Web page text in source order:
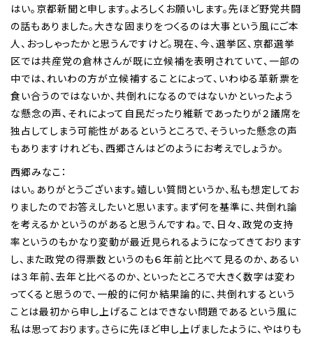
はい。京都新聞と申します。よろしくお願いします。先ほど野党共闘
の話もありました。大きな固まりをつくるのは大事という風にご本
人、おっしゃったかと思うんですけど。現在、今、選挙区、京都選挙
区では共産党の倉林さんが既に立候補を表明されていて、一部の
中では、れいわの方が立候補することによって、いわゆる革新票を
食い合うのではないか、共倒れになるのではないかといったよう
な懸念の声、それによって自民だったり維新であったりが２議席を
独占してしまう可能性があるというところで、そういった懸念の声
もありますけれども、西郷さんはどのようにお考えでしょうか。
西郷みなこ：
はい。ありがとうございます。嬉しい質問というか、私も想定してお
りましたのでお答えしたいと思います。まず何を基準に、共倒れ論
を考えるかというのがあると思うんですね。で、日々、政党の支持
率というのもかなり変動が最近見られるようになってきております
し、また政党の得票数というのも６年前と比べて見るのか、あるい
は３年前、去年と比べるのか、といったところで大きく数字は変わ
ってくると思うので、一般的に何か結果論的に、共倒れするという
ことは最初から申し上げることはできない問題であるという風に
私は思っております。さらに先ほど申し上げましたように、やはりも